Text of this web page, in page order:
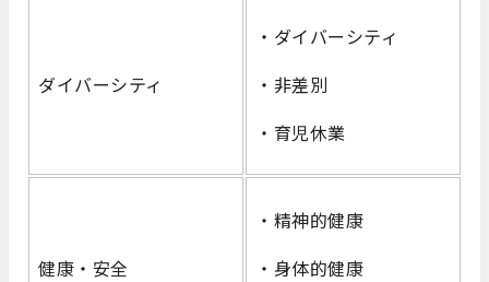
ダイバーシティ
・ダイバーシティ
・非差別
・育児休業
健康・安全
・精神的健康
・身体的健康